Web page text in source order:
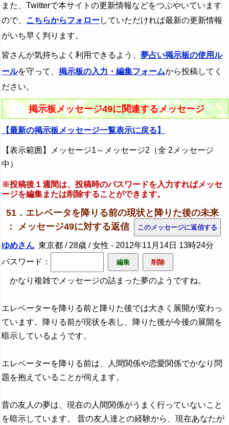
また、Twitterで本サイトの更新情報などをつぶやいています
ので、 こちらからフォローしていただければ最新の更新情報
がいち早く判ります。
皆さんが気持ちよく利用できるよう、 夢占い掲示板の使用ル
ールを守って、 掲示板の入力・編集フォームから投稿してく
ださい。
掲示板メッセージ49に関連するメッセージ
【最新の掲示板メッセージ一覧表示に戻る】
【表示範囲】メッセージ1～メッセージ2（全 2メッセージ
中）
※投稿後１週間は、投稿時のパスワードを入力すればメッセ
ージを編集または削除することができます。
51．エレベータを降りる前の現状と降りた後の未来
： メッセージ49に対する返信
ゆめさん 東京都 / 28歳 / 女性 - 2012年11月14日 13時24分
パスワード：
かなり複雑でメッセージの詰まった夢のようですね。
エレベーターを降りる前と降りた後では大きく展開が変わっ
ています。降りる前が現状を表し、降りた後が今後の展開を
暗示しているようです。
エレベーターを降りる前は、人間関係や恋愛関係でかなり問
題を抱えていることが伺えます。
昔の友人の夢は、現在の人間関係がうまく行っていないこと
を暗示しています。 昔の友人達との経験から、現在あなたが